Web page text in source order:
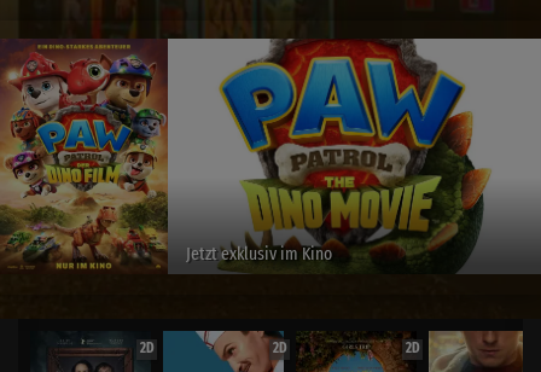
Jetzt exklusiv im Kino
2D 2D 2D